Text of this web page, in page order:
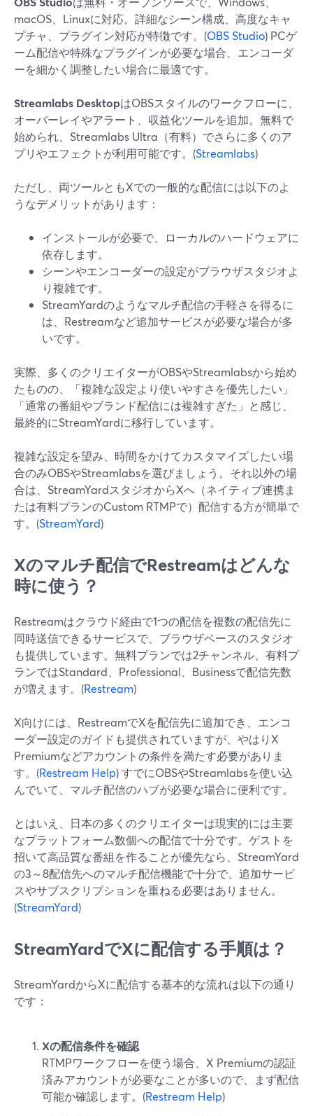
macOS、Linuxに対応。詳細なシーン構成、高度なキャ
プチャ、プラグイン対応が特徴です。(OBS Studio) PCゲ
ーム配信や特殊なプラグインが必要な場合、エンコーダ
ーを細かく調整したい場合に最適です。
Streamlabs DesktopはOBSスタイルのワークフローに、
オーバーレイやアラート、収益化ツールを追加。無料で
始められ、Streamlabs Ultra（有料）でさらに多くのア
プリやエフェクトが利用可能です。(Streamlabs)
ただし、両ツールともXでの一般的な配信には以下のよ
うなデメリットがあります：
インストールが必要で、ローカルのハードウェアに
依存します。
シーンやエンコーダーの設定がブラウザスタジオよ
り複雑です。
StreamYardのようなマルチ配信の手軽さを得るに
は、Restreamなど追加サービスが必要な場合が多
いです。
実際、多くのクリエイターがOBSやStreamlabsから始め
たものの、「複雑な設定より使いやすさを優先したい」
「通常の番組やブランド配信には複雑すぎた」と感じ、
最終的にStreamYardに移行しています。
複雑な設定を望み、時間をかけてカスタマイズしたい場
合のみOBSやStreamlabsを選びましょう。それ以外の場
合は、StreamYardスタジオからXへ（ネイティブ連携ま
たは有料プランのCustom RTMPで）配信する方が簡単で
す。(StreamYard)
Xのマルチ配信でRestreamはどんな
時に使う？
Restreamはクラウド経由で1つの配信を複数の配信先に
同時送信できるサービスで、ブラウザベースのスタジオ
も提供しています。無料プランでは2チャンネル、有料プ
ランではStandard、Professional、Businessで配信先数
が増えます。(Restream)
X向けには、RestreamでXを配信先に追加でき、エンコ
ーダー設定のガイドも提供されていますが、やはりX
Premiumなどアカウントの条件を満たす必要がありま
す。(Restream Help) すでにOBSやStreamlabsを使い込
んでいて、マルチ配信のハブが必要な場合に便利です。
とはいえ、日本の多くのクリエイターは現実的には主要
なプラットフォーム数個への配信で十分です。ゲストを
招いて高品質な番組を作ることが優先なら、StreamYard
の3～8配信先へのマルチ配信機能で十分で、追加サービ
スやサブスクリプションを重ねる必要はありません。
(StreamYard)
StreamYardでXに配信する手順は？
StreamYardからXに配信する基本的な流れは以下の通り
です：
Xの配信条件を確認
RTMPワークフローを使う場合、X Premiumの認証
済みアカウントが必要なことが多いので、まず配信
可能か確認します。(Restream Help)